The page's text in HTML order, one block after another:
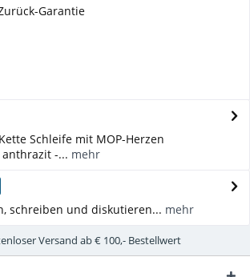
Garantie
Schleife mit MOP-Herzen
-... mehr
schreiben und diskutieren... mehr
Versand ab € 100,- Bestellwert